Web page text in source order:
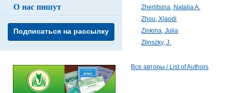
Zherlitsina, Natalia A.
Zhou, Xiaodi
Zinkina, Julia
Zlinszky, J.
Все авторы / List of Authors
О нас пишут
Подписаться на рассылку